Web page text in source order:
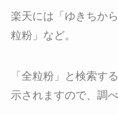
楽天には「 ゆきちか
粒粉 」など。
「全粒粉」と検索す
示されますので、調